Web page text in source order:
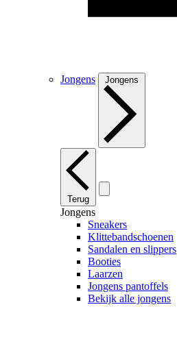
Jongens Jongens
Terug
Jongens
Sneakers
Klittebandschoenen
Sandalen en slippers
Booties
Laarzen
Jongens pantoffels
Bekijk alle jongens